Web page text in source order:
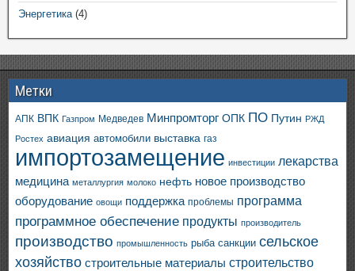
Энергетика(4)
Метки
АПК ВПК Газпром Медведев Минпромторг ОПК ПО Путин РЖД
Ростех авиация автомобили выставка газ
импортозамещение инвестиции лекарства
медицина металлургия молоко нефть новое производство
оборудование овощи поддержка проблемы программа
программное обеспечение продукты производитель
производство промышленность рыба санкции сельское
хозяйство строительные материалы строительство